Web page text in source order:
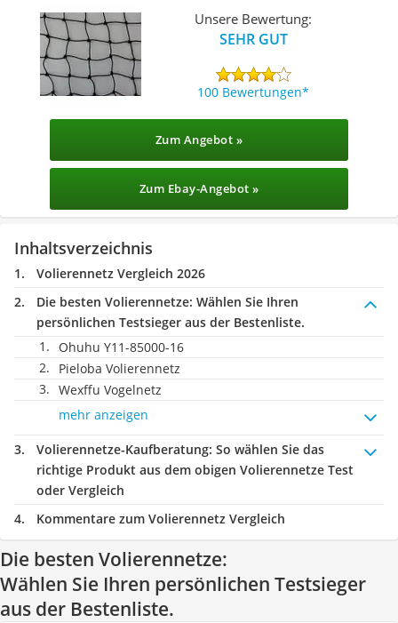
Unsere Bewertung:
SEHR GUT
100 Bewertungen
Zum Angebot »
Zum Ebay-Angebot »
Inhaltsverzeichnis
Volierennetz Vergleich 2026
Die besten Volierennetze: Wählen Sie Ihren
persönlichen Testsieger aus der Bestenliste.
Ohuhu Y11-85000-16
Pieloba Volierennetz
Wexffu Vogelnetz
mehr anzeigen
Volierennetze-Kaufberatung: So wählen Sie das
richtige Produkt aus dem obigen Volierennetze Test
oder Vergleich
Kommentare zum Volierennetz Vergleich
Die besten Volierennetze:
Wählen Sie Ihren persönlichen Testsieger
aus der Bestenliste.